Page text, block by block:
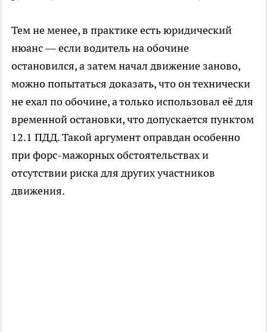
Тем не менее, в практике есть юридический
нюанс — если водитель на обочине
остановился, а затем начал движение заново,
можно попытаться доказать, что он технически
не ехал по обочине, а только использовал её для
временной остановки, что допускается пунктом
12.1 ПДД. Такой аргумент оправдан особенно
при форс-мажорных обстоятельствах и
отсутствии риска для других участников
движения.